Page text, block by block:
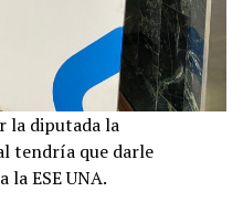
la diputada la
tendría que darle
ESE UNA.